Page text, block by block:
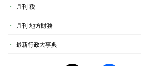
月刊 税
月刊 地方財務
最新行政大事典